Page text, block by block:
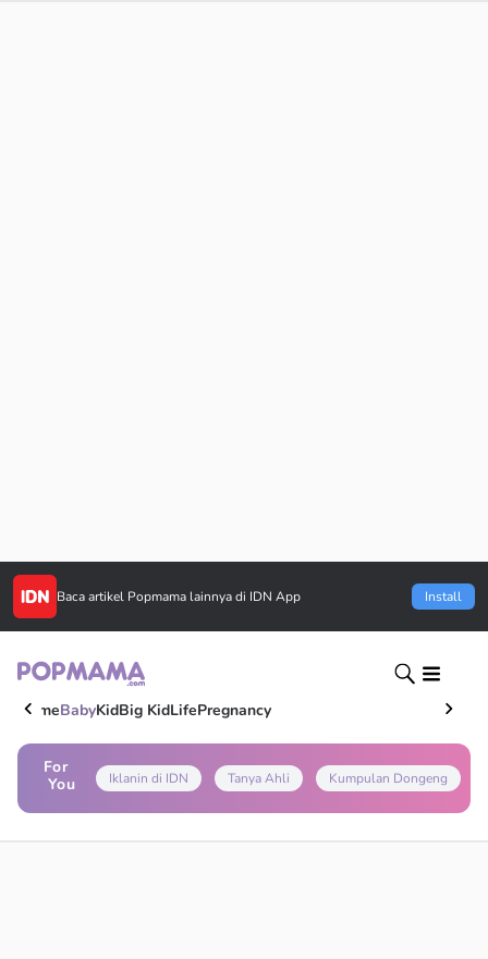
Baca artikel Popmama lainnya di IDN App Install
HomeBabyKidBig KidLifePregnancy
For
You
Iklanin di IDN Tanya Ahli Kumpulan Dongeng